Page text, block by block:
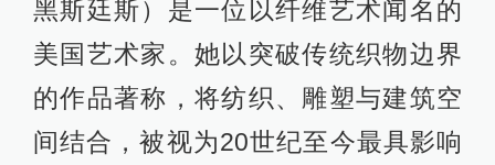
黑斯廷斯）是一位以纤维艺术闻名的
美国艺术家。她以突破传统织物边界
的作品著称，将纺织、雕塑与建筑空
间结合，被视为20世纪至今最具影响